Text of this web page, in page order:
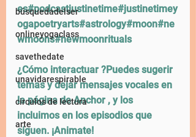
búsquedadelser
onlineyogaclass
savethedate
unavidarespirable
circulos de lectura
arte
es#podcastjustinetime#justinetimey
ogapoetryarts#astrology#moon#ne
wmoons#newmoonrituals
¿Cómo interactuar ?Puedes sugerir
temas y dejar mensajes vocales en
la página de Anchor , y los
incluimos en los episodios que
siguen. ¡Animate!